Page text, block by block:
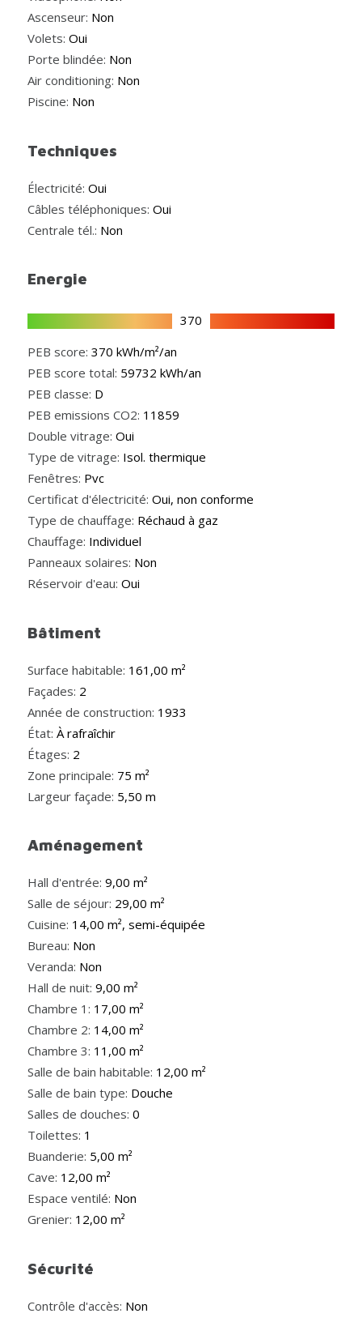
Ascenseur: Non
Volets: Oui
Porte blindée: Non
Air conditioning: Non
Piscine: Non
Techniques
Électricité: Oui
Câbles téléphoniques: Oui
Centrale tél.: Non
Energie
370
PEB score: 370 kWh/m²/an
PEB score total: 59732 kWh/an
PEB classe: D
PEB emissions CO2: 11859
Double vitrage: Oui
Type de vitrage: Isol. thermique
Fenêtres: Pvc
Certificat d'électricité: Oui, non conforme
Type de chauffage: Réchaud à gaz
Chauffage: Individuel
Panneaux solaires: Non
Réservoir d'eau: Oui
Bâtiment
Surface habitable: 161,00 m²
Façades: 2
Année de construction: 1933
État: À rafraîchir
Étages: 2
Zone principale: 75 m²
Largeur façade: 5,50 m
Aménagement
Hall d'entrée: 9,00 m²
Salle de séjour: 29,00 m²
Cuisine: 14,00 m², semi-équipée
Bureau: Non
Veranda: Non
Hall de nuit: 9,00 m²
Chambre 1: 17,00 m²
Chambre 2: 14,00 m²
Chambre 3: 11,00 m²
Salle de bain habitable: 12,00 m²
Salle de bain type: Douche
Salles de douches: 0
Toilettes: 1
Buanderie: 5,00 m²
Cave: 12,00 m²
Espace ventilé: Non
Grenier: 12,00 m²
Sécurité
Contrôle d'accès: Non